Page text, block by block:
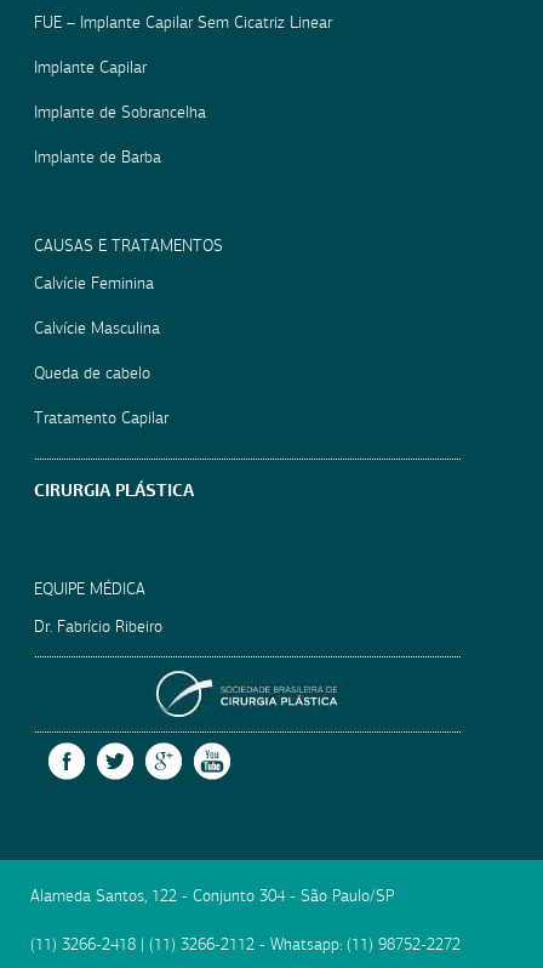
FUE – Implante Capilar Sem Cicatriz Linear
Implante Capilar
Implante de Sobrancelha
Implante de Barba
CAUSAS E TRATAMENTOS
Calvície Feminina
Calvície Masculina
Queda de cabelo
Tratamento Capilar
CIRURGIA PLÁSTICA
EQUIPE MÉDICA
Dr. Fabrício Ribeiro
FACEBOOKTWITTERGOOGLE +
Alameda Santos, 122 - Conjunto 304 - São Paulo/SP
(11) 3266-2418 | (11) 3266-2112 - Whatsapp: (11) 98752-2272